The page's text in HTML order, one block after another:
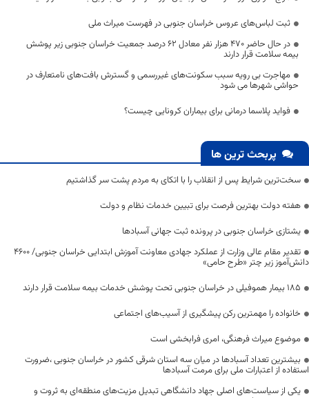
ثبت لباس‌های عروس خراسان جنوبی در فهرست میراث ملی
در حال حاضر ۴۷۰ هزار نفر معادل ۶۲ درصد جمعیت خراسان جنوبی زیر پوشش
بیمه سلامت قرار دارند
مهاجرت بی رویه سبب سکونت‌های غیررسمی و گسترش بافت‌های نامتعارف در
حواشی شهرها می شود
فواید پلاسما درمانی برای بیماران کرونایی چیست؟
پربحث ترین ها
سخت‌ترین شرایط پس از انقلاب را با اتکای به مردم پشت سر گذاشتیم
هفته دولت بهترین فرصت برای تبیین خدمات نظام و دولت
یشتازی خراسان جنوبی در پرونده ثبت جهانی آسبادها
تقدیر مقام عالی وزارت از عملکرد جهادی معاونت آموزش ابتدایی خراسان جنوبی/ ۴۶۰۰
دانش‌آموز زیر چتر «طرح حامی»
۱۸۵ بیمار هموفیلی در خراسان جنوبی تحت پوشش خدمات بیمه سلامت قرار دارند
خانواده را مهمترین رکن پیشگیری از آسیب‌های اجتماعی
موضوع میراث فرهنگی، امری فرابخشی است
بیشترین تعداد آسبادها در میان سه استان شرقی کشور در خراسان جنوبی ،ضرورت
استفاده از اعتبارات ملی برای مرمت آسبادها
یکی از سیاست‌های اصلی جهاد دانشگاهی تبدیل مزیت‌های منطقه‌ای به ثروت و